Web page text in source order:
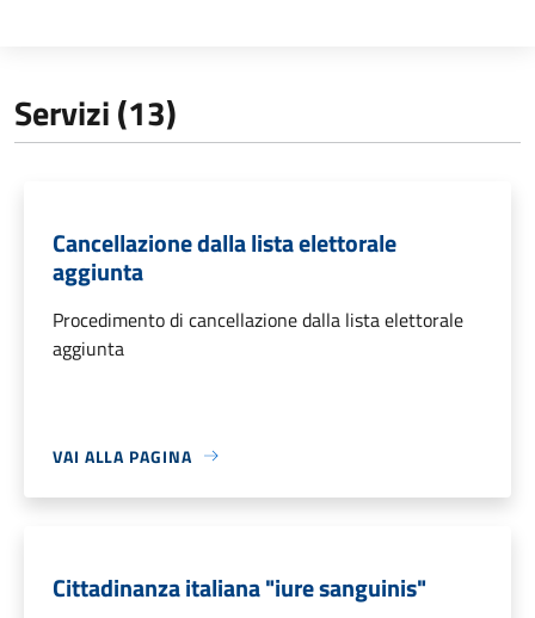
Servizi (13)
Cancellazione dalla lista elettorale
aggiunta
Procedimento di cancellazione dalla lista elettorale
aggiunta
VAI ALLA PAGINA
Cittadinanza italiana "iure sanguinis"